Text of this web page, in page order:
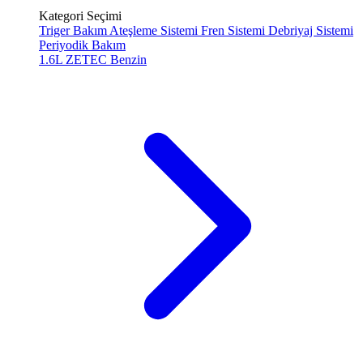
Kategori Seçimi
Triger Bakım Ateşleme Sistemi Fren Sistemi Debriyaj Sistemi
Periyodik Bakım
1.6L ZETEC Benzin